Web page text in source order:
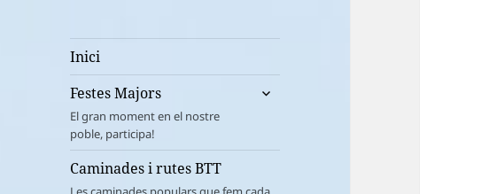
Inici
Festes Majors
El gran moment en el nostre
poble, participa!
amplia
fill
Caminades i rutes BTT